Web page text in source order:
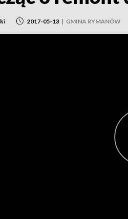
2017-05-13 | GMINA RYMANÓW